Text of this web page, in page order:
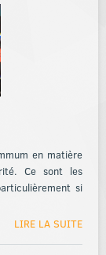
en matière
Ce sont les
si
LIRE LA SUITE